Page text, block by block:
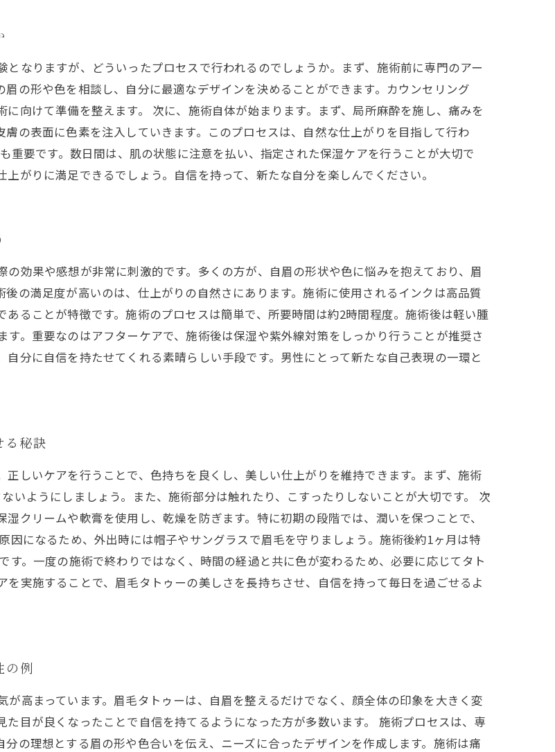
なりますが、どういったプロセスで行われるのでしょうか。まず、施術前に専門のアー
の形や色を相談し、自分に最適なデザインを決めることができます。カウンセリング
向けて準備を整えます。 次に、施術自体が始まります。まず、局所麻酔を施し、痛みを
の表面に色素を注入していきます。このプロセスは、自然な仕上がりを目指して行わ
重要です。数日間は、肌の状態に注意を払い、指定された保湿ケアを行うことが大切で
がりに満足できるでしょう。自信を持って、新たな自分を楽しんでください。
効果や感想が非常に刺激的です。多くの方が、自眉の形状や色に悩みを抱えており、眉
の満足度が高いのは、仕上がりの自然さにあります。施術に使用されるインクは高品質
ることが特徴です。施術のプロセスは簡単で、所要時間は約2時間程度。施術後は軽い腫
。重要なのはアフターケアで、施術後は保湿や紫外線対策をしっかり行うことが推奨さ
分に自信を持たせてくれる素晴らしい手段です。男性にとって新たな自己表現の一環と
る秘訣
しいケアを行うことで、色持ちを良くし、美しい仕上がりを維持できます。まず、施術
いようにしましょう。また、施術部分は触れたり、こすったりしないことが大切です。 次
クリームや軟膏を使用し、乾燥を防ぎます。特に初期の段階では、潤いを保つことで、
因になるため、外出時には帽子やサングラスで眉毛を守りましょう。施術後約1ヶ月は特
す。一度の施術で終わりではなく、時間の経過と共に色が変わるため、必要に応じてタト
実施することで、眉毛タトゥーの美しさを長持ちさせ、自信を持って毎日を過ごせるよ
の例
高まっています。眉毛タトゥーは、自眉を整えるだけでなく、顔全体の印象を大きく変
目が良くなったことで自信を持てるようになった方が多数います。 施術プロセスは、専
の理想とする眉の形や色合いを伝え、ニーズに合ったデザインを作成します。施術は痛